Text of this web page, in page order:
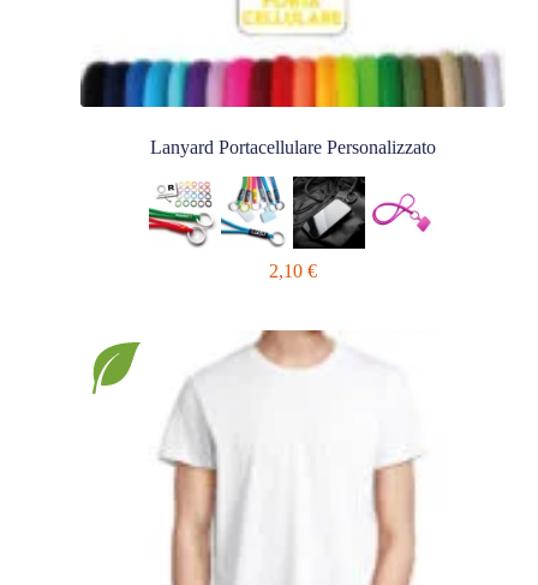
Lanyard Portacellulare Personalizzato
2,10 €